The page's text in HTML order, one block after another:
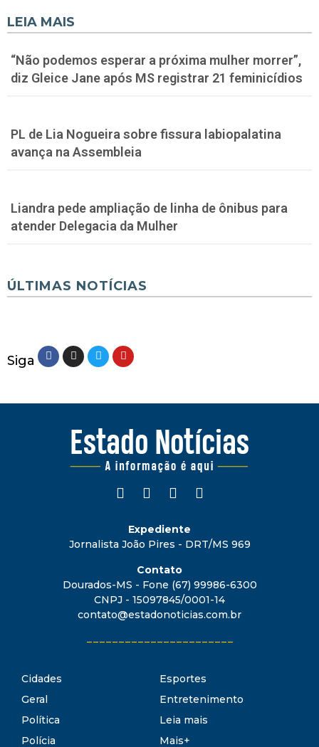
LEIA MAIS
“Não podemos esperar a próxima mulher morrer”,
diz Gleice Jane após MS registrar 21 feminicídios
PL de Lia Nogueira sobre fissura labiopalatina
avança na Assembleia
Liandra pede ampliação de linha de ônibus para
atender Delegacia da Mulher
ÚLTIMAS NOTÍCIAS
Siga
Expediente
Jornalista João Pires - DRT/MS 969
Contato
Dourados-MS - Fone (67) 99986-6300
CNPJ - 15097845/0001-14
contato@estadonoticias.com.br
Cidades
Geral
Política
Polícia
Esportes
Entretenimento
Leia mais
Mais+